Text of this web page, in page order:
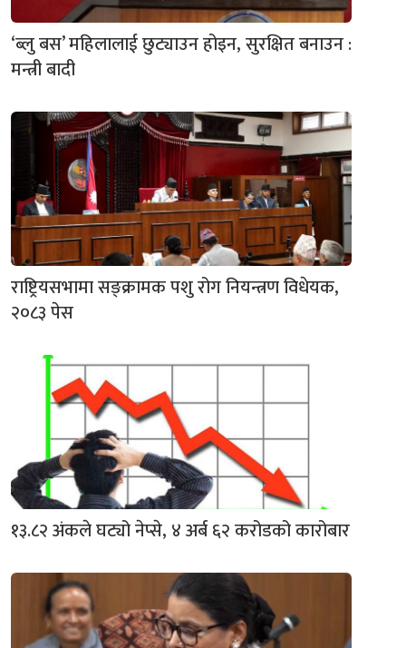
‘ब्लु बस’ महिलालाई छुट्याउन होइन, सुरक्षित बनाउन :
मन्त्री बादी
राष्ट्रियसभामा सङ्क्रामक पशु रोग नियन्त्रण विधेयक,
२०८३ पेस
१३.८२ अंकले घट्यो नेप्से, ४ अर्ब ६२ करोडको कारोबार